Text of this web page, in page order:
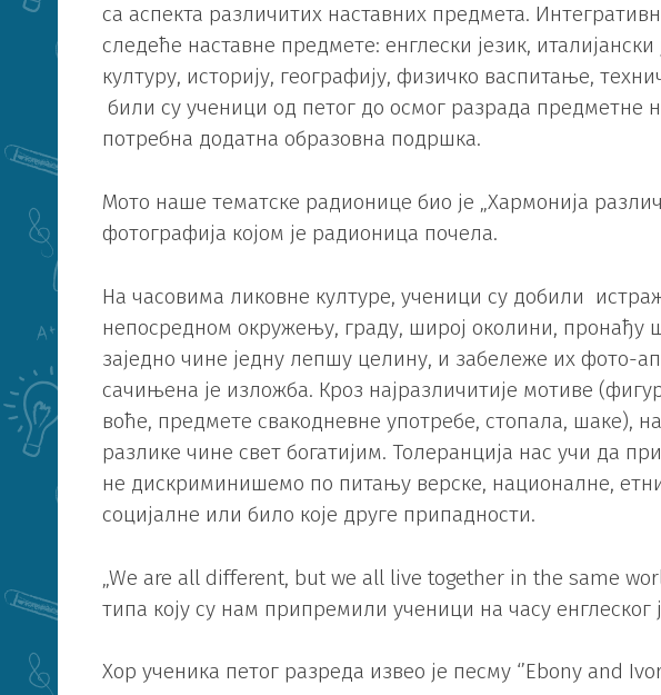
са аспекта различитих наставних предмета.
следеће наставне предмете: енглески језик,
културу, историју, географију, физичко васпитање,
били су ученици од петог до осмог разрада предметне
потребна додатна образовна подршка.
Мото наше тематске радионице био је „Хармонија
фотографија којом је радионица почела.
На часовима ликовне културе, ученици су добили
непосредном окружењу, граду, широј околини, пронађу
заједно чине једну лепшу целину, и забележе их фото-
сачињена је изложба. Кроз најразличитије мотиве
воће, предмете свакодневне употребе, стопала, шаке),
разлике чине свет богатијим. Толеранција нас учи да
не дискриминишемо по питању верске, националне,
социјалне или било које друге припадности.
„We are all different, but we all live together in the same
типа коју су нам припремили ученици на часу енглескoг
Хор ученика петог разреда извео је песму ‘’Ebony and